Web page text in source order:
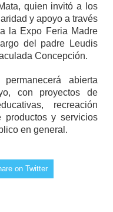
quien invitó a los
y apoyo a través
la Expo Feria Madre
del padre Leudis
Concepción.
abierta
con proyectos de
recreación
y servicios
lico en general.
on Twitter